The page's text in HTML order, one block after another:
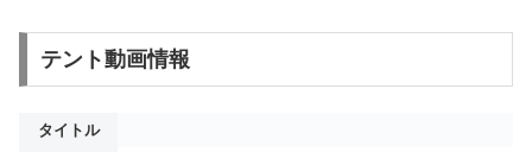
テント動画情報
タイトル